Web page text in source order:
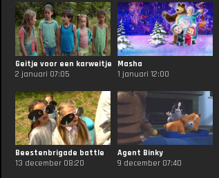
Geitje voor een karweitje
2 januari 07:05
Masha
1 januari 12:00
Beestenbrigade battle
13 december 08:20
Agent Binky
9 december 07:40